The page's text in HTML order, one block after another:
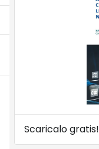
Scaricalo gratis!